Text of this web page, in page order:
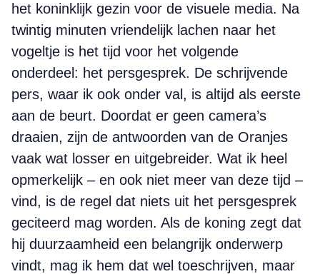
het koninklijk gezin voor de visuele media. Na
twintig minuten vriendelijk lachen naar het
vogeltje is het tijd voor het volgende
onderdeel: het persgesprek. De schrijvende
pers, waar ik ook onder val, is altijd als eerste
aan de beurt. Doordat er geen camera’s
draaien, zijn de antwoorden van de Oranjes
vaak wat losser en uitgebreider. Wat ik heel
opmerkelijk – en ook niet meer van deze tijd –
vind, is de regel dat niets uit het persgesprek
geciteerd mag worden. Als de koning zegt dat
hij duurzaamheid een belangrijk onderwerp
vindt, mag ik hem dat wel toeschrijven, maar